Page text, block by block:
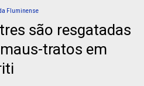
Fluminense
são resgatadas
tratos em